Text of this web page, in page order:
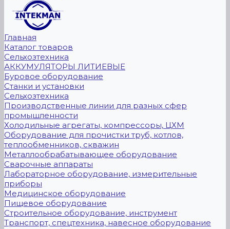
Главная
Каталог товаров
Сельхозтехника
АККУМУЛЯТОРЫ ЛИТИЕВЫЕ
Буровое оборудование
Станки и установки
Сельхозтехника
Производственные линии для разных сфер
промышленности
Холодильные агрегаты, компрессоры, ЦХМ
Оборудование для прочистки труб, котлов,
теплообменников, скважин
Металлообрабатывающее оборудование
Сварочные аппараты
Лабораторное оборудование, измерительные
приборы
Медицинское оборудование
Пищевое оборудование
Строительное оборудование, инструмент
Транспорт, спецтехника, навесное оборудование